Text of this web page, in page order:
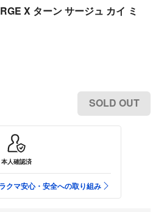
X ターン サージュ カイ ミ
SOLD OUT
本人確認済
ラクマ安心・安全への取り組み